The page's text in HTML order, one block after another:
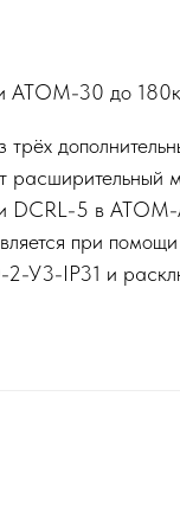
АТОМ-30 до
расширительный
DCRL-5 в
при
У3-IP31 и